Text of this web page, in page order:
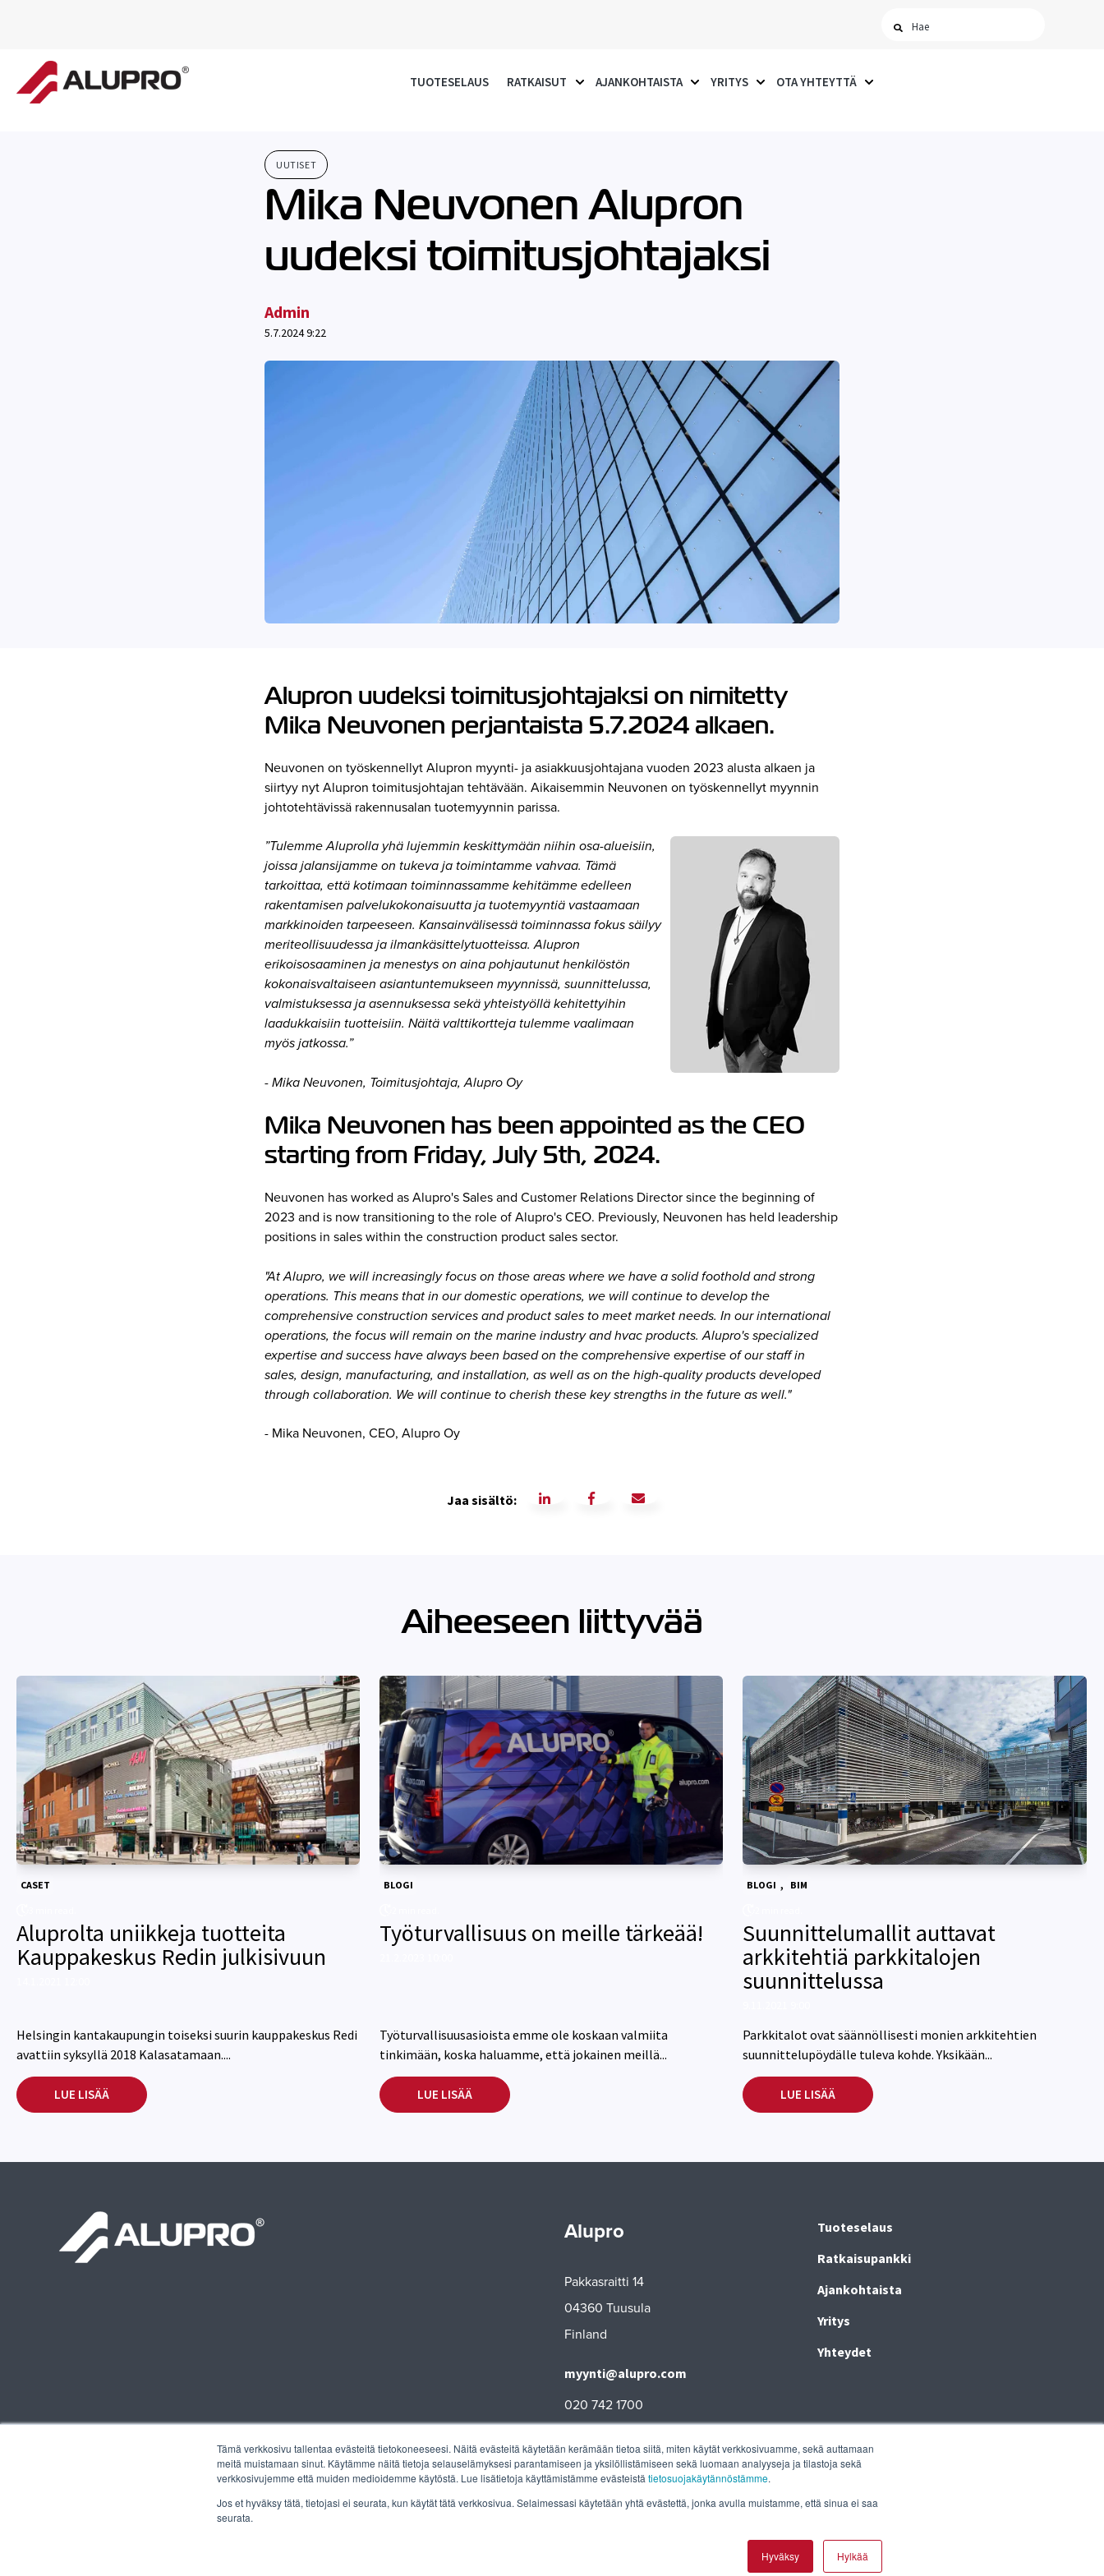
Tämä verkkosivu tallentaa evästeitä tietokoneeseesi. Näitä evästeitä käytetään kerämään tietoa siitä, miten käytät verkkosivuamme, sekä auttamaan
meitä muistamaan sinut. Käytämme näitä tietoja selauselämyksesi parantamiseen ja yksilöllistämiseen sekä luomaan analyyseja ja tilastoja sekä
verkkosivujemme että muiden medioidemme käytöstä. Lue lisätietoja käyttämistämme evästeistä tietosuojakäytännöstämme.
Jos et hyväksy tätä, tietojasi ei seurata, kun käytät tätä verkkosivua. Selaimessasi käytetään yhtä evästettä, jonka avulla muistamme, että sinua ei saa
seurata.
Hyväksy Hylkää
TUOTESELAUS RATKAISUT
SHOW SUBMENU FOR RATKAISUT
AJANKOHTAISTA
SHOW SUBMENU FOR AJANKOHTAISTA
YRITYS
SHOW SUBMENU FOR YRITYS
OTA YHTEYTTÄ
UUTISET
Mika Neuvonen Alupron
uudeksi toimitusjohtajaksi
Admin
5.7.2024 9:22
Alupron uudeksi toimitusjohtajaksi on nimitetty
Mika Neuvonen perjantaista 5.7.2024 alkaen.
Neuvonen on työskennellyt Alupron myynti- ja asiakkuusjohtajana vuoden 2023 alusta alkaen ja
siirtyy nyt Alupron toimitusjohtajan tehtävään. Aikaisemmin Neuvonen on työskennellyt myynnin
johtotehtävissä rakennusalan tuotemyynnin parissa.
”Tulemme Aluprolla yhä lujemmin keskittymään niihin osa-alueisiin,
joissa jalansijamme on tukeva ja toimintamme vahvaa. Tämä
tarkoittaa, että kotimaan toiminnassamme kehitämme edelleen
rakentamisen palvelukokonaisuutta ja tuotemyyntiä vastaamaan
markkinoiden tarpeeseen. Kansainvälisessä toiminnassa fokus säilyy
meriteollisuudessa ja ilmankäsittelytuotteissa. Alupron
erikoisosaaminen ja menestys on aina pohjautunut henkilöstön
kokonaisvaltaiseen asiantuntemukseen myynnissä, suunnittelussa,
valmistuksessa ja asennuksessa sekä yhteistyöllä kehitettyihin
laadukkaisiin tuotteisiin. Näitä valttikortteja tulemme vaalimaan
myös jatkossa.”
- Mika Neuvonen, Toimitusjohtaja, Alupro Oy
Mika Neuvonen has been appointed as the CEO
starting from Friday, July 5th, 2024.
Neuvonen has worked as Alupro's Sales and Customer Relations Director since the beginning of
2023 and is now transitioning to the role of Alupro's CEO. Previously, Neuvonen has held leadership
positions in sales within the construction product sales sector.
"At Alupro, we will increasingly focus on those areas where we have a solid foothold and strong
operations. This means that in our domestic operations, we will continue to develop the
comprehensive construction services and product sales to meet market needs. In our international
operations, the focus will remain on the marine industry and hvac products. Alupro's specialized
expertise and success have always been based on the comprehensive expertise of our staff in
sales, design, manufacturing, and installation, as well as on the high-quality products developed
through collaboration. We will continue to cherish these key strengths in the future as well."
- Mika Neuvonen, CEO, Alupro Oy
Jaa sisältö:
Aiheeseen liittyvää
CASET
Aluprolta uniikkeja tuotteita
Kauppakeskus Redin julkisivuun
Helsingin kantakaupungin toiseksi suurin kauppakeskus Redi
avattiin syksyllä 2018 Kalasatamaan....
LUE LISÄÄ
BLOGI
Työturvallisuus on meille tärkeää!
Työturvallisuusasioista emme ole koskaan valmiita
tinkimään, koska haluamme, että jokainen meillä...
LUE LISÄÄ
BLOGI , BIM
Suunnittelumallit auttavat
arkkitehtiä parkkitalojen
suunnittelussa
Parkkitalot ovat säännöllisesti monien arkkitehtien
suunnittelupöydälle tuleva kohde. Yksikään...
LUE LISÄÄ
Alupro
Pakkasraitti 14
04360 Tuusula
Finland
myynti@alupro.com
020 742 1700
Tuoteselaus
Ratkaisupankki
Ajankohtaista
Yritys
Yhteydet